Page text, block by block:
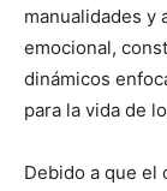
manualidades y
emocional,
dinámicos
para la vida de
Debido a que el